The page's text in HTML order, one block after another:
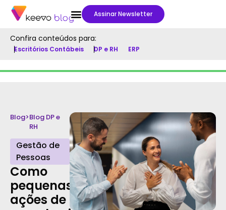
Assinar Newsletter
Confira conteúdos para:
Escritórios Contábeis DP e RH ERP
Blog>Blog DP e
RH
Gestão de
Pessoas
Como
pequenas
ações de